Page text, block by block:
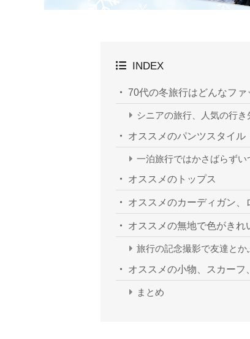
INDEX
70代の冬旅行はどんなファ
シニアの旅行、人気の行き
オススメのパンツスタイル
一泊旅行ではかさばらずい
オススメのトップス
オススメのカーディガン、
オススメの無地で色がきれ
旅行の記念撮影で友達とか
オススメの小物、スカーフ
まとめ